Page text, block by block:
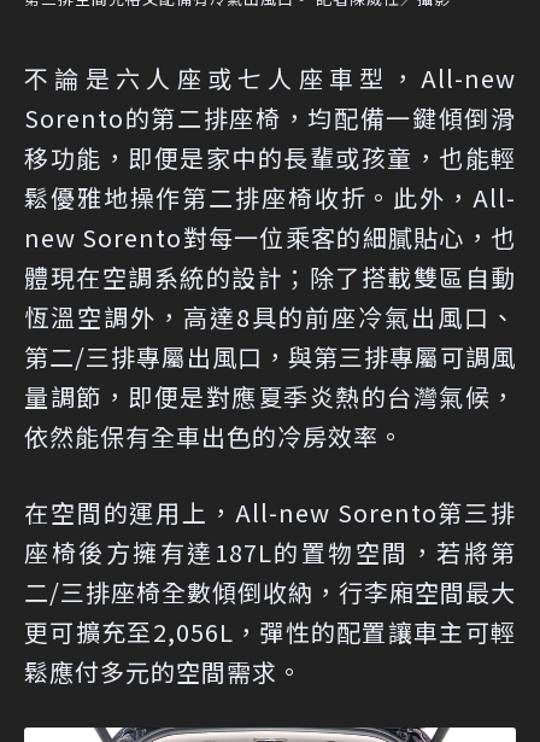
不論是六人座或七人座車型，All-new
Sorento的第二排座椅，均配備一鍵傾倒滑
移功能，即便是家中的長輩或孩童，也能輕
鬆優雅地操作第二排座椅收折。此外，All-
new Sorento對每一位乘客的細膩貼心，也
體現在空調系統的設計；除了搭載雙區自動
恆溫空調外，高達8具的前座冷氣出風口、
第二/三排專屬出風口，與第三排專屬可調風
量調節，即便是對應夏季炎熱的台灣氣候，
依然能保有全車出色的冷房效率。
在空間的運用上，All-new Sorento第三排
座椅後方擁有達187L的置物空間，若將第
二/三排座椅全數傾倒收納，行李廂空間最大
更可擴充至2,056L，彈性的配置讓車主可輕
鬆應付多元的空間需求。